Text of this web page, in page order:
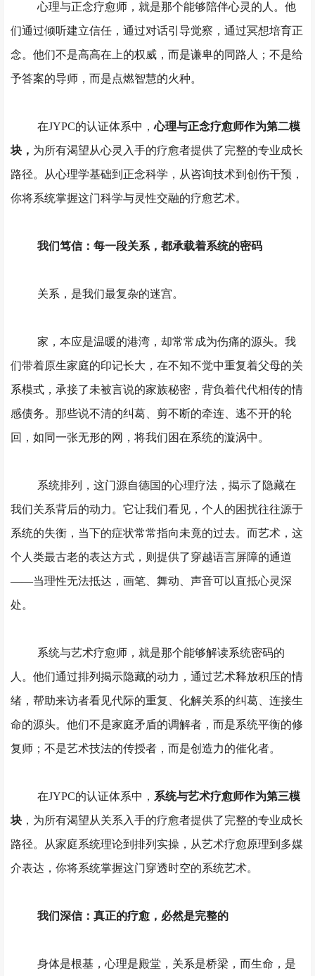
心理与正念疗愈师，就是那个能够陪伴心灵的人。他
们通过倾听建立信任，通过对话引导觉察，通过冥想培育正
念。他们不是高高在上的权威，而是谦卑的同路人；不是给
予答案的导师，而是点燃智慧的火种。
在JYPC的认证体系中，心理与正念疗愈师作为第二模
块， 为所有渴望从心灵入手的疗愈者提供了完整的专业成长
路径。从心理学基础到正念科学，从咨询技术到创伤干预，
你将系统掌握这门科学与灵性交融的疗愈艺术。
我们笃信：每一段关系，都承载着系统的密码
关系，是我们最复杂的迷宫。
家，本应是温暖的港湾，却常常成为伤痛的源头。我
们带着原生家庭的印记长大，在不知不觉中重复着父母的关
系模式，承接了未被言说的家族秘密，背负着代代相传的情
感债务。那些说不清的纠葛、剪不断的牵连、逃不开的轮
回，如同一张无形的网，将我们困在系统的漩涡中。
系统排列，这门源自德国的心理疗法，揭示了隐藏在
我们关系背后的动力。它让我们看见，个人的困扰往往源于
系统的失衡，当下的症状常常指向未竟的过去。而艺术，这
个人类最古老的表达方式，则提供了穿越语言屏障的通道
——当理性无法抵达，画笔、舞动、声音可以直抵心灵深
处。
系统与艺术疗愈师，就是那个能够解读系统密码的
人。他们通过排列揭示隐藏的动力，通过艺术释放积压的情
绪，帮助来访者看见代际的重复、化解关系的纠葛、连接生
命的源头。他们不是家庭矛盾的调解者，而是系统平衡的修
复师；不是艺术技法的传授者，而是创造力的催化者。
在JYPC的认证体系中， 系统与艺术疗愈师作为第三模
块 ，为所有渴望从关系入手的疗愈者提供了完整的专业成长
路径。从家庭系统理论到排列实操，从艺术疗愈原理到多媒
介表达，你将系统掌握这门穿透时空的系统艺术。
我们深信：真正的疗愈，必然是完整的
身体是根基，心理是殿堂，关系是桥梁，而生命，是